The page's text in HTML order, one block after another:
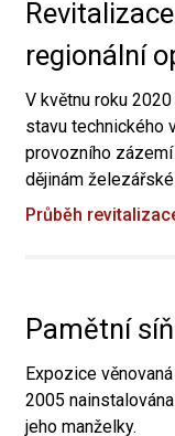
regionální
V květnu roku
stavu technického
provozního
dějinám
Průběh
Pamětní
Expozice
2005
jeho manželky.